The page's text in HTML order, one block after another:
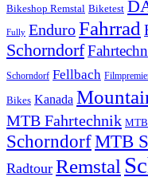
Bikeshop Remstal Biketest
Fully EnduroFahrrad
Schorndorf
Schorndorf Fellbach
Bikes Kanada
MTB Fahrtechnik
SchorndorfMTB
Radtour Remstal